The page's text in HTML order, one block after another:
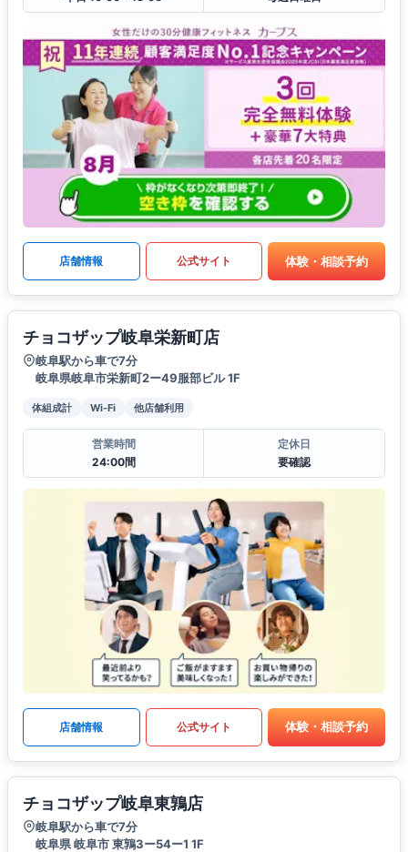
店舗情報 公式サイト 体験・相談予約
チョコザップ岐阜栄新町店
岐阜駅から車で7分
岐阜県岐阜市栄新町2ー49服部ビル 1F
体組成計 Wi-Fi 他店舗利用
営業時間
24:00間
定休日
要確認
店舗情報 公式サイト 体験・相談予約
チョコザップ岐阜東鶉店
岐阜駅から車で7分
岐阜県 岐阜市 東鶉3ー54ー1 1F